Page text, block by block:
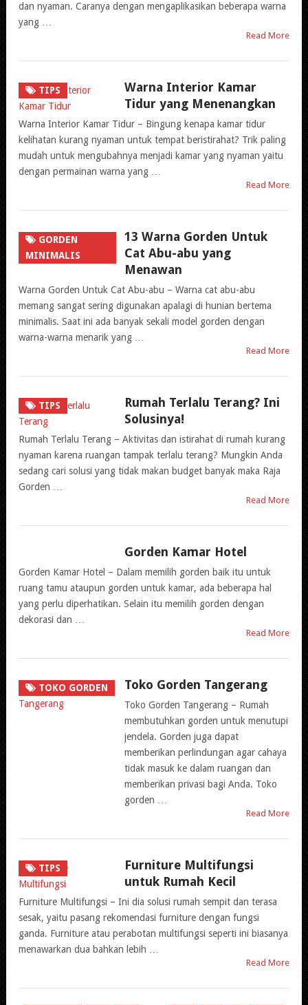
dan nyaman. Caranya dengan mengaplikasikan beberapa warna
yang …
Read More
TIPS
Warna Interior Kamar
Tidur yang Menenangkan
Warna Interior Kamar Tidur – Bingung kenapa kamar tidur
kelihatan kurang nyaman untuk tempat beristirahat? Trik paling
mudah untuk mengubahnya menjadi kamar yang nyaman yaitu
dengan permainan warna yang …
Read More
GORDEN
MINIMALIS
13 Warna Gorden Untuk
Cat Abu-abu yang
Menawan
Warna Gorden Untuk Cat Abu-abu – Warna cat abu-abu
memang sangat sering digunakan apalagi di hunian bertema
minimalis. Saat ini ada banyak sekali model gorden dengan
warna-warna menarik yang …
Read More
TIPS
Rumah Terlalu Terang? Ini
Solusinya!
Rumah Terlalu Terang – Aktivitas dan istirahat di rumah kurang
nyaman karena ruangan tampak terlalu terang? Mungkin Anda
sedang cari solusi yang tidak makan budget banyak maka Raja
Gorden …
Read More
GORDEN
Gorden Kamar Hotel
Gorden Kamar Hotel – Dalam memilih gorden baik itu untuk
ruang tamu ataupun gorden untuk kamar, ada beberapa hal
yang perlu diperhatikan. Selain itu memilih gorden dengan
dekorasi dan …
Read More
TOKO GORDEN Toko Gorden Tangerang
Toko Gorden Tangerang – Rumah
membutuhkan gorden untuk menutupi
jendela. Gorden juga dapat
memberikan perlindungan agar cahaya
tidak masuk ke dalam ruangan dan
memberikan privasi bagi Anda. Toko
gorden …
Read More
TIPS
Furniture Multifungsi
untuk Rumah Kecil
Furniture Multifungsi – Ini dia solusi rumah sempit dan terasa
sesak, yaitu pasang rekomendasi furniture dengan fungsi
ganda. Furniture atau perabotan multifungsi seperti ini biasanya
menawarkan dua bahkan lebih …
Read More